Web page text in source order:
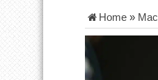
Home » Mac